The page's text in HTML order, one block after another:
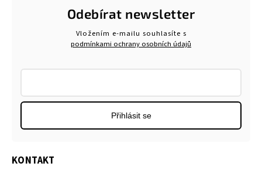
KONTAKT
Odebírat newsletter
Vložením e-mailu souhlasíte s
podmínkami ochrany osobních údajů
Přihlásit se